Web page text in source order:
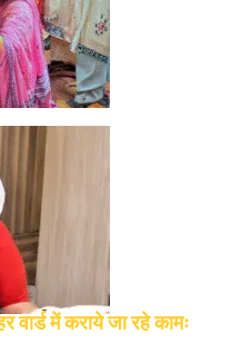
वार्ड में कराये जा रहे कामः